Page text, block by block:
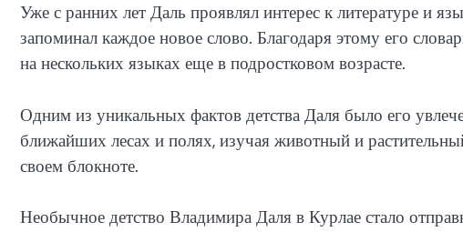
Уже с ранних лет Даль проявлял интерес к литературе и
запоминал каждое новое слово. Благодаря этому его
на нескольких языках еще в подростковом возрасте.
Одним из уникальных фактов детства Даля было его
ближайших лесах и полях, изучая животный и
своем блокноте.
Необычное детство Владимира Даля в Курлае стало